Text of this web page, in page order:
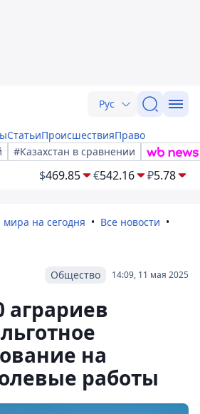
Рус
СтатьиПроисшествияПраво
#Казахстан в сравнении
$469.85 €542.16 ₽5.78
мира на сегодня
Все новости
14:09, 11 мая 2025
Общество
аграриев
на
работы